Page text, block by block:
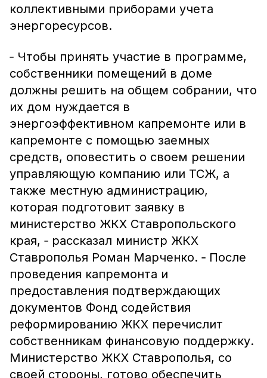
коллективными приборами учета
энергоресурсов.
‑ Чтобы принять участие в программе,
собственники помещений в доме
должны решить на общем собрании, что
их дом нуждается в
энергоэффективном капремонте или в
капремонте с помощью заемных
средств, оповестить о своем решении
управляющую компанию или ТСЖ, а
также местную администрацию,
которая подготовит заявку в
министерство ЖКХ Ставропольского
края, ‑ рассказал министр ЖКХ
Ставрополья Роман Марченко. ‑ После
проведения капремонта и
предоставления подтверждающих
документов Фонд содействия
реформированию ЖКХ перечислит
собственникам финансовую поддержку.
Министерство ЖКХ Ставрополья, со
своей стороны, готово обеспечить